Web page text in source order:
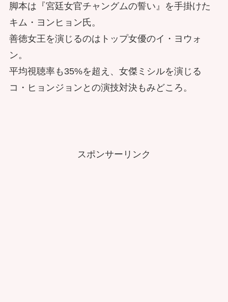
脚本は『宮廷女官チャングムの誓い』を手掛けた
キム・ヨンヒョン氏。
善徳女王を演じるのはトップ女優のイ・ヨウォ
ン。
平均視聴率も35%を超え、女傑ミシルを演じる
コ・ヒョンジョンとの演技対決もみどころ。
スポンサーリンク